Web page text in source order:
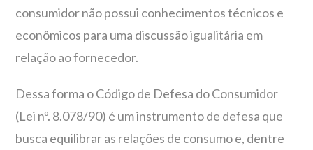
consumidor não possui conhecimentos técnicos e
econômicos para uma discussão igualitária em
relação ao fornecedor.
Dessa forma o Código de Defesa do Consumidor
(Lei nº. 8.078/90) é um instrumento de defesa que
busca equilibrar as relações de consumo e, dentre